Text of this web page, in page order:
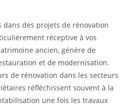
dans des projets de rénovation
réceptive à vos
ancien, génère de
et de modernisation.
de rénovation dans les secteurs
réfléchissent souvent à la
une fois les travaux